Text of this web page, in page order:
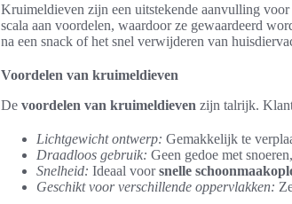
Kruimeldieven zijn een uitstekende aanvulling
scala aan voordelen, waardoor ze gewaardeerd
na een snack of het snel verwijderen van
Voordelen van kruimeldieven
De voordelen van kruimeldieven zijn talrijk.
Lichtgewicht ontwerp: Gemakkelijk te
Draadloos gebruik: Geen gedoe met
Snelheid: Ideaal voorsnelle
Geschikt voor verschillende oppervlakken: